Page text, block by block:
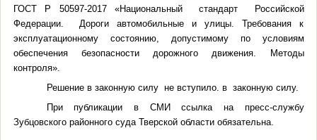
ГОСТ Р 50597-2017 «Национальный стандарт Российской
Федерации. Дороги автомобильные и улицы. Требования к
эксплуатационному состоянию, допустимому по условиям
обеспечения безопасности дорожного движения. Методы
контроля».
Решение в законную силу не вступило. в законную силу.
При публикации в СМИ ссылка на пресс-службу
Зубцовского районного суда Тверской области обязательна.